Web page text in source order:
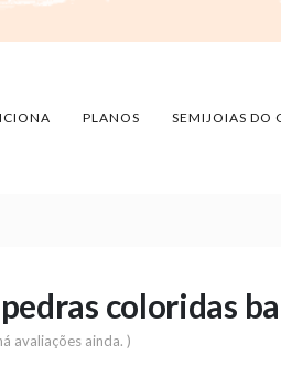
PLANOS SEMIJOIAS DO
coloridas
avaliações ainda. )